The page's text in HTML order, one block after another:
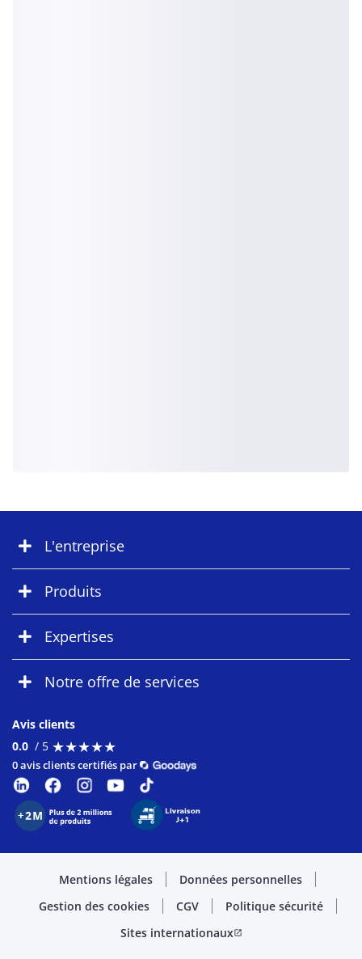
L'entreprise
Produits
Expertises
Notre offre de services
Avis clients
0.0 / 5 ★★★★★
★★★★★
0 avis clients certifiés par
Mentions légales
Données personnelles
Gestion des cookies
CGV
Politique sécurité
Sites internationauxopen_in_new